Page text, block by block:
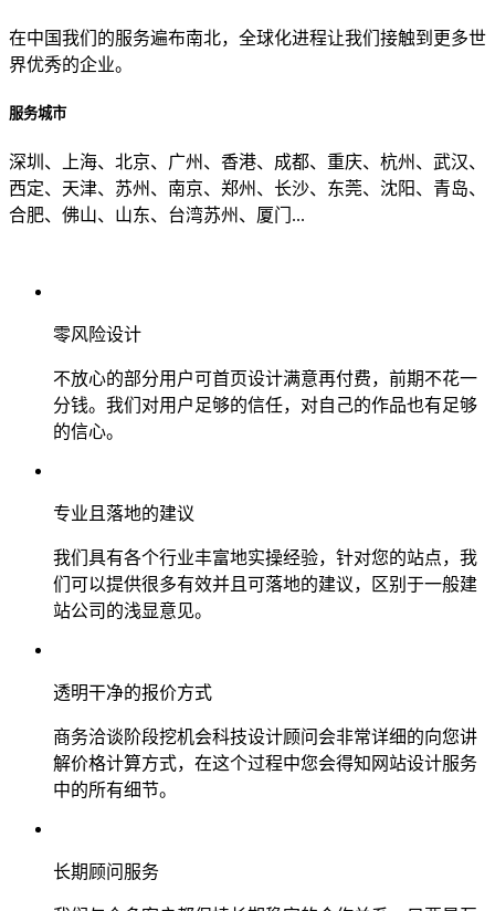
在中国我们的服务遍布南北，全球化进程让我们接触到更多世
界优秀的企业。
服务城市
深圳、上海、北京、广州、香港、成都、重庆、杭州、武汉、
西定、天津、苏州、南京、郑州、长沙、东莞、沈阳、青岛、
合肥、佛山、山东、台湾苏州、厦门...
零风险设计
不放心的部分用户可首页设计满意再付费，前期不花一
分钱。我们对用户足够的信任，对自己的作品也有足够
的信心。
专业且落地的建议
我们具有各个行业丰富地实操经验，针对您的站点，我
们可以提供很多有效并且可落地的建议，区别于一般建
站公司的浅显意见。
透明干净的报价方式
商务洽谈阶段挖机会科技设计顾问会非常详细的向您讲
解价格计算方式，在这个过程中您会得知网站设计服务
中的所有细节。
长期顾问服务